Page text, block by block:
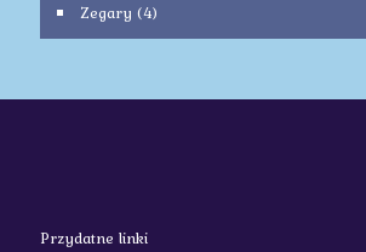
Zegary (4)
Przydatne linki